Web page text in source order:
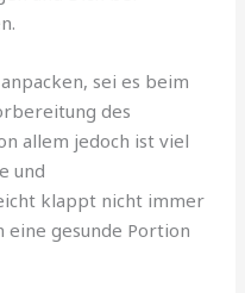
sei es beim
des
allem jedoch ist viel
und
klappt nicht immer
eine gesunde Portion